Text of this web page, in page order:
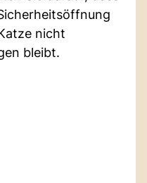
nicht
bleibt.